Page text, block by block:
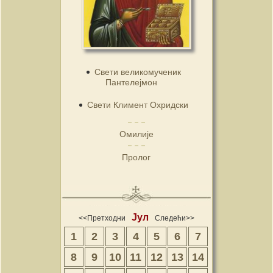
Свети великомученик
Пантелејмон
Свети Климент Охридски
Омилије
Пролог
<<Претходни Јул Следећи>>
1 2 3 4 5 6
7
8
9 10 11 12 13
14